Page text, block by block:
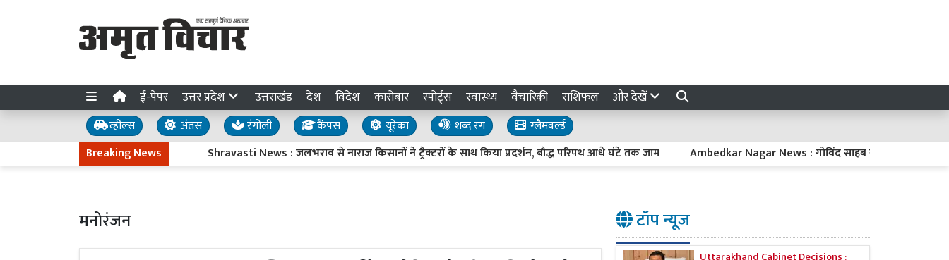
ई-पेपर उत्तर प्रदेश उत्तराखंड देश विदेश कारोबार स्पोर्ट्स स्वास्थ्य वैचारिकी राशिफल और देखें
व्हील्स अंतस रंगोली कैंपस यूरेका शब्द रंग
ग्लैमवर्ल्ड
Breaking News Shravasti News : जलभराव से नाराज किसानों ने ट्रैक्टरों के साथ किया प्रदर्शन, बौद्ध परिपथ आधे घंटे तक जाम Ambedkar Nagar News : गोविंद साहब से CM योगी का विपक्ष पर
मनोरंजन
टॉप न्यूज